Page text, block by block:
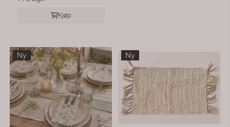
Kjøp
Ny Ny